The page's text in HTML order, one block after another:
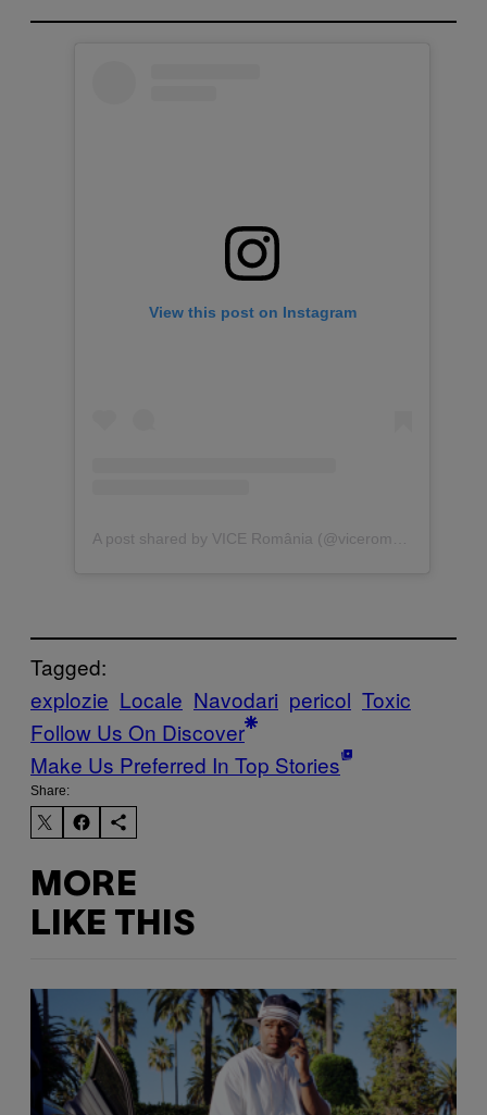
View this post on Instagram
Tagged:
explozie Locale Navodari pericol Toxic
Follow Us On Discover
Make Us Preferred In Top Stories
Share:
MORE
LIKE THIS